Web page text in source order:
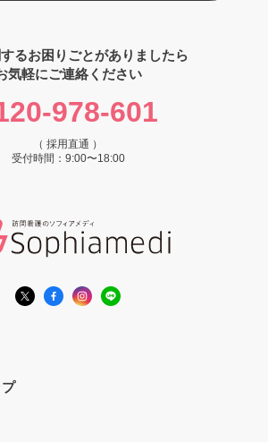
るお困りごとがありましたら
気軽にご連絡ください
978-601
（ 採用直通 ）
受付時間：9:00〜18:00